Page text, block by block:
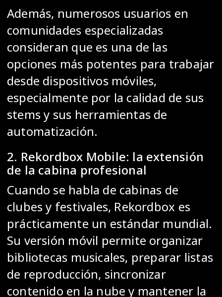
Además, numerosos usuarios en
comunidades especializadas
consideran que es una de las
opciones más potentes para trabajar
desde dispositivos móviles,
especialmente por la calidad de sus
stems y sus herramientas de
automatización.
2. Rekordbox Mobile: la extensión
de la cabina profesional
Cuando se habla de cabinas de
clubes y festivales, Rekordbox es
prácticamente un estándar mundial.
Su versión móvil permite organizar
bibliotecas musicales, preparar listas
de reproducción, sincronizar
contenido en la nube y mantener la